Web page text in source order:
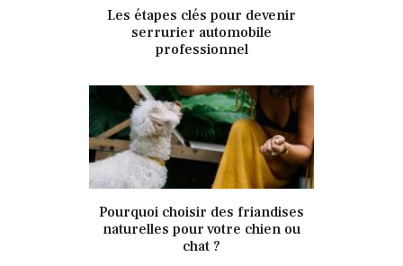
341Views 0 Likes
Les étapes clés pour devenir
serrurier automobile
professionnel
346Views 0Likes
Pourquoi choisir des friandises
naturelles pour votre chien ou
chat ?